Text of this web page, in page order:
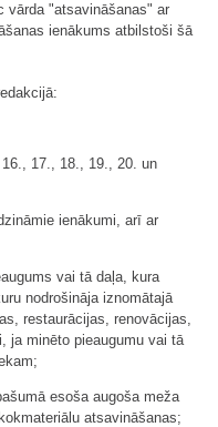
vārda "atsavināšanas" ar
ienākums atbilstoši šā
17., 18., 19., 20. un
ienākumi, arī ar
vai tā daļa, kura
nodrošināja iznomātajā
restaurācijas, renovācijas,
ja minēto pieaugumu vai tā
esoša augoša meža
atsavināšanas;